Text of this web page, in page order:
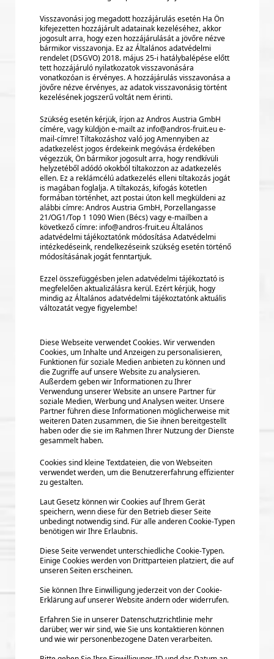
Visszavonási jog megadott hozzájárulás esetén Ha Ön
kifejezetten hozzájárult adatainak kezeléséhez, akkor
jogosult arra, hogy ezen hozzájárulását a jövőre nézve
bármikor visszavonja. Ez az Általános adatvédelmi
rendelet (DSGVO) 2018. május 25-i hatálybalépése előtt
tett hozzájáruló nyilatkozatok visszavonására
vonatkozóan is érvényes. A hozzájárulás visszavonása a
jövőre nézve érvényes, az adatok visszavonásig történt
kezelésének jogszerű voltát nem érinti.
Szükség esetén kérjük, írjon az Andros Austria GmbH
címére, vagy küldjön e-mailt az info@andros-fruit.eu e-
mail-címre! Tiltakozáshoz való jog Amennyiben az
adatkezelést jogos érdekeink megóvása érdekében
végezzük, Ön bármikor jogosult arra, hogy rendkívüli
helyzetéből adódó okokból tiltakozzon az adatkezelés
ellen. Ez a reklámcélú adatkezelés elleni tiltakozás jogát
is magában foglalja. A tiltakozás, kifogás kötetlen
formában történhet, azt postai úton kell megküldeni az
alábbi címre: Andros Austria GmbH, Porzellangasse
21/OG1/Top 1 1090 Wien (Bécs) vagy e-mailben a
következő címre: info@andros-fruit.eu Általános
adatvédelmi tájékoztatónk módosítása Adatvédelmi
intézkedéseink, rendelkezéseink szükség esetén történő
módosításának jogát fenntartjuk.
Ezzel összefüggésben jelen adatvédelmi tájékoztató is
megfelelően aktualizálásra kerül. Ezért kérjük, hogy
mindig az Általános adatvédelmi tájékoztatónk aktuális
változatát vegye figyelembe!
Diese Webseite verwendet Cookies. Wir verwenden
Cookies, um Inhalte und Anzeigen zu personalisieren,
Funktionen für soziale Medien anbieten zu können und
die Zugriffe auf unsere Website zu analysieren.
Außerdem geben wir Informationen zu Ihrer
Verwendung unserer Website an unsere Partner für
soziale Medien, Werbung und Analysen weiter. Unsere
Partner führen diese Informationen möglicherweise mit
weiteren Daten zusammen, die Sie ihnen bereitgestellt
haben oder die sie im Rahmen Ihrer Nutzung der Dienste
gesammelt haben.
Cookies sind kleine Textdateien, die von Webseiten
verwendet werden, um die Benutzererfahrung effizienter
zu gestalten.
Laut Gesetz können wir Cookies auf Ihrem Gerät
speichern, wenn diese für den Betrieb dieser Seite
unbedingt notwendig sind. Für alle anderen Cookie-Typen
benötigen wir Ihre Erlaubnis.
Diese Seite verwendet unterschiedliche Cookie-Typen.
Einige Cookies werden von Drittparteien platziert, die auf
unseren Seiten erscheinen.
Sie können Ihre Einwilligung jederzeit von der Cookie-
Erklärung auf unserer Website ändern oder widerrufen.
Erfahren Sie in unserer Datenschutzrichtlinie mehr
darüber, wer wir sind, wie Sie uns kontaktieren können
und wie wir personenbezogene Daten verarbeiten.